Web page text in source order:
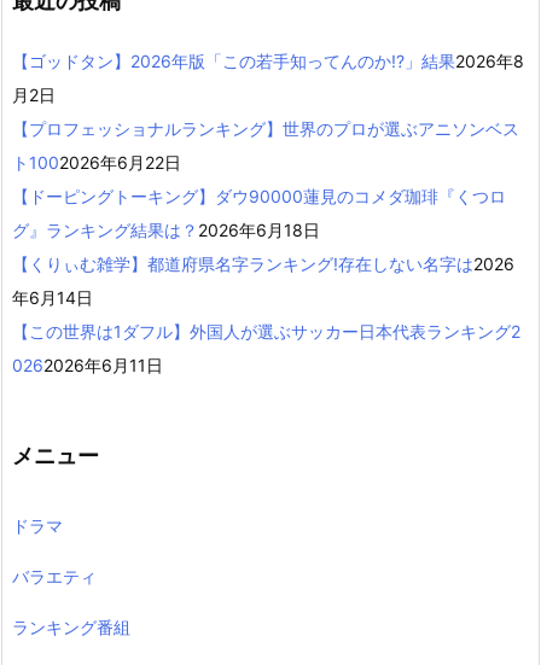
【ゴッドタン】2026年版「この若手知ってんのか!?」結果2026年8
月2日
【プロフェッショナルランキング】世界のプロが選ぶアニソンベス
ト1002026年6月22日
【ドーピングトーキング】ダウ90000蓮見のコメダ珈琲『くつロ
グ』ランキング結果は？ 2026年6月18日
【くりぃむ雑学】都道府県名字ランキング!存在しない名字は2026
年6月14日
【この世界は1ダフル】外国人が選ぶサッカー日本代表ランキング2
0262026年6月11日
メニュー
ドラマ
バラエティ
ランキング番組